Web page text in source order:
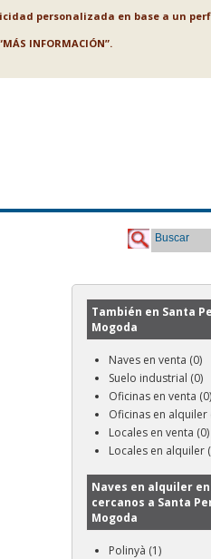
personalizada en base a un
INFORMACIÓN”.
Buscar
También en Santa
Mogoda
Naves en venta (0)
Suelo industrial (0)
Oficinas en venta (0)
Oficinas en alquiler
Locales en venta (0)
Locales en alquiler
Naves en alquiler
cercanos a Santa
Mogoda
Polinyà (1)